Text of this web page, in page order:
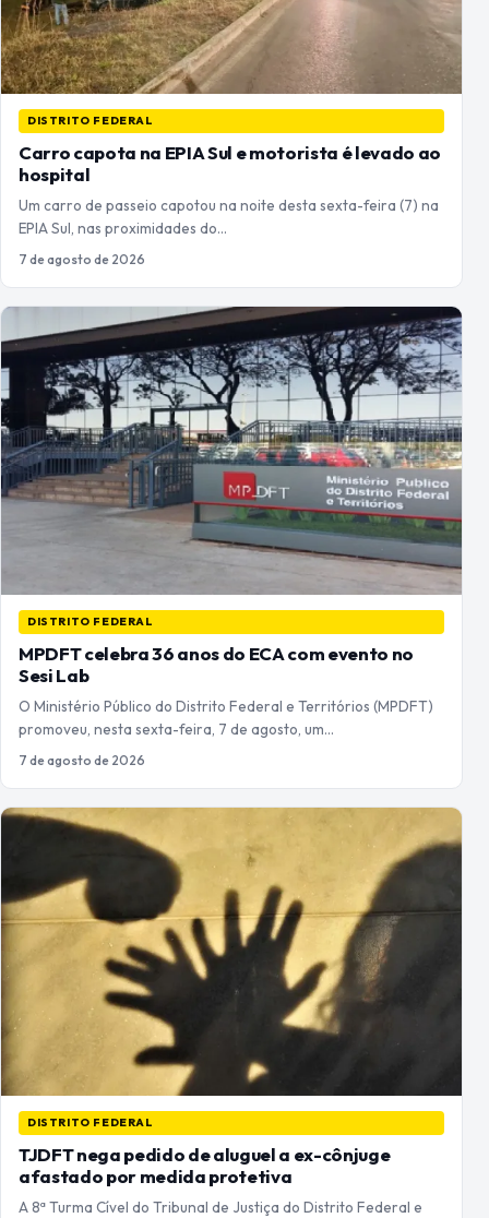
DISTRITO FEDERAL
Carro capota na EPIA Sul e motorista é levado ao
hospital
Um carro de passeio capotou na noite desta sexta-feira (7) na
EPIA Sul, nas proximidades do…
7 de agosto de 2026
DISTRITO FEDERAL
MPDFT celebra 36 anos do ECA com evento no
Sesi Lab
O Ministério Público do Distrito Federal e Territórios (MPDFT)
promoveu, nesta sexta-feira, 7 de agosto, um…
7 de agosto de 2026
DISTRITO FEDERAL
TJDFT nega pedido de aluguel a ex-cônjuge
afastado por medida protetiva
A 8ª Turma Cível do Tribunal de Justiça do Distrito Federal e